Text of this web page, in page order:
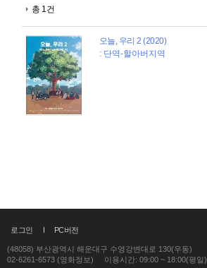
총 1건
오늘, 우리 2 (2020)
: 단역-할아버지역
로그인 PC버전
(48058) 부산광역시 해운대구 수영강변대로 130(우동)
02-6261-6573 (영화정보)
이용시간: 09:00 ~ 18:00(평일)